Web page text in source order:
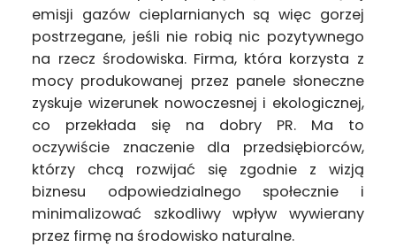
emisji gazów cieplarnianych są więc gorzej
postrzegane, jeśli nie robią nic pozytywnego
na rzecz środowiska. Firma, która korzysta z
mocy produkowanej przez panele słoneczne
zyskuje wizerunek nowoczesnej i ekologicznej,
co przekłada się na dobry PR. Ma to
oczywiście znaczenie dla przedsiębiorców,
którzy chcą rozwijać się zgodnie z wizją
biznesu odpowiedzialnego społecznie i
minimalizować szkodliwy wpływ wywierany
przez firmę na środowisko naturalne.